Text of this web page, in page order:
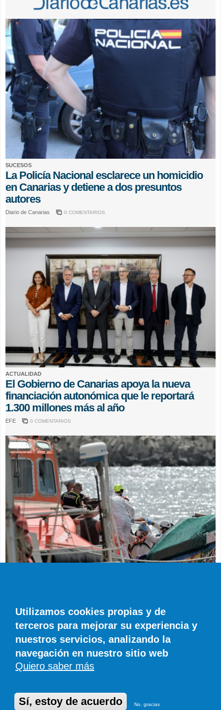
SUCESOS
La Policía Nacional esclarece un homicidio
en Canarias y detiene a dos presuntos
autores
Diario de Canarias 0 COMENTARIOS
ACTUALIDAD
El Gobierno de Canarias apoya la nueva
financiación autonómica que le reportará
1.300 millones más al año
EFE 0 COMENTARIOS
Hierro
EFE 0 COMENTARIOS
© SIROCO INFORMACIÓN SL | Tel. 828 081 655 | Móvil y WhatsApp 606 845
886 |info@diariodefuerteventura.com
Publicidad
Aviso legal| Política de cookies
Desarrollado en Drupal por Suomitech
Utilizamos cookies propias y de
terceros para mejorar su experiencia y
nuestros servicios, analizando la
navegación en nuestro sitio web
Quiero saber más
Sí, estoy de acuerdo No, gracias